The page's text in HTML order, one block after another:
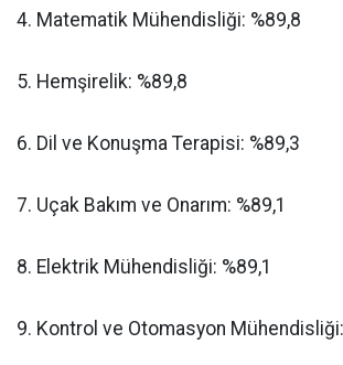
​4. Matematik Mühendisliği: %89,8
​5. Hemşirelik: %89,8
​6. Dil ve Konuşma Terapisi: %89,3
​7. Uçak Bakım ve Onarım: %89,1
​8. Elektrik Mühendisliği: %89,1
​9. Kontrol ve Otomasyon